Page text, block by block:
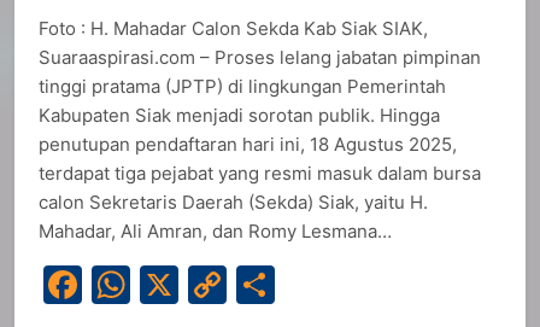
Foto : H. Mahadar Calon Sekda Kab Siak SIAK,
Suaraaspirasi.com – Proses lelang jabatan pimpinan
tinggi pratama (JPTP) di lingkungan Pemerintah
Kabupaten Siak menjadi sorotan publik. Hingga
penutupan pendaftaran hari ini, 18 Agustus 2025,
terdapat tiga pejabat yang resmi masuk dalam bursa
calon Sekretaris Daerah (Sekda) Siak, yaitu H.
Mahadar, Ali Amran, dan Romy Lesmana…
Facebook
WhatsApp
X
Copy